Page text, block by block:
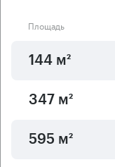
Площадь
144 м²
347 м²
595 м²